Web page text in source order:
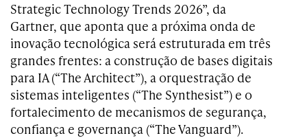
Strategic Technology Trends 2026”, da
Gartner, que aponta que a próxima onda de
inovação tecnológica será estruturada em três
grandes frentes: a construção de bases digitais
para IA (“The Architect”), a orquestração de
sistemas inteligentes (“The Synthesist”) e o
fortalecimento de mecanismos de segurança,
confiança e governança (“The Vanguard”).